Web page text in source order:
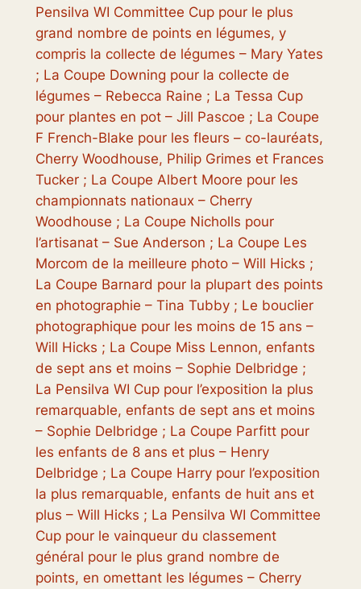
Pensilva WI Committee Cup pour le plus
grand nombre de points en légumes, y
compris la collecte de légumes – Mary Yates
; La Coupe Downing pour la collecte de
légumes – Rebecca Raine ; La Tessa Cup
pour plantes en pot – Jill Pascoe ; La Coupe
F French-Blake pour les fleurs – co-lauréats,
Cherry Woodhouse, Philip Grimes et Frances
Tucker ; La Coupe Albert Moore pour les
championnats nationaux – Cherry
Woodhouse ; La Coupe Nicholls pour
l’artisanat – Sue Anderson ; La Coupe Les
Morcom de la meilleure photo – Will Hicks ;
La Coupe Barnard pour la plupart des points
en photographie – Tina Tubby ; Le bouclier
photographique pour les moins de 15 ans –
Will Hicks ; La Coupe Miss Lennon, enfants
de sept ans et moins – Sophie Delbridge ;
La Pensilva WI Cup pour l’exposition la plus
remarquable, enfants de sept ans et moins
– Sophie Delbridge ; La Coupe Parfitt pour
les enfants de 8 ans et plus – Henry
Delbridge ; La Coupe Harry pour l’exposition
la plus remarquable, enfants de huit ans et
plus – Will Hicks ; La Pensilva WI Committee
Cup pour le vainqueur du classement
général pour le plus grand nombre de
points, en omettant les légumes – Cherry